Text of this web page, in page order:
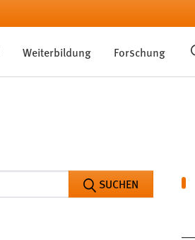
Weiterbildung Forschung
SUCHEN